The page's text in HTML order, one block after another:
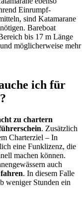
Einrumpf-
sind Katamarane
Bareboat
bis 17 m Länge
möglicherweise mehr
ich für
zu chartern
. Zusätzlich
Charterziel – In
eine Funklizenz, die
machen können.
auch
. In diesem Falle
weniger Stunden ein